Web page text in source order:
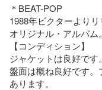
＊BEAT-POP
1988年ビクターより
オリジナル・アルバム
【コンディション】
ジャケットは良好です
盤面は概ね良好です
あります。